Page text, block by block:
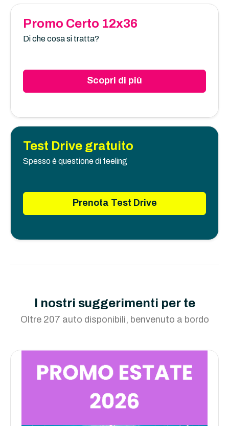
Promo Certo 12x36
Di che cosa si tratta?
Scopri di più
Test Drive gratuito
Spesso è questione di feeling
Prenota Test Drive
I nostri suggerimenti per te
Oltre 207 auto disponibili, benvenuto a bordo